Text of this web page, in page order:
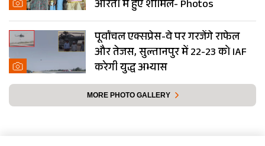
आरती में हुए शामिल- Photos
पूर्वांचल एक्सप्रेस-वे पर गरजेंगे राफेल
और तेजस, सुल्तानपुर में 22-23 को IAF
करेगी युद्ध अभ्यास
MORE PHOTO GALLERY